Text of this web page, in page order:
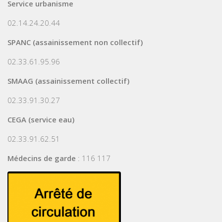
Service urbanisme
02.14.24.20.44
SPANC (assainissement non collectif)
02.33.61.95.96
SMAAG (assainissement collectif)
02.33.91.30.27
CEGA (service eau)
02.33.91.62.51
Médecins de garde : 116 117